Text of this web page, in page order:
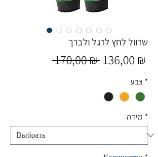
שרוול לחץ לרגל ולברך
170,00 ₪ Обычная
136,00 ₪
צבע *
מידה *